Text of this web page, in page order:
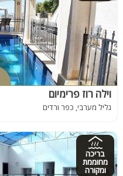
וילה רוז פרימיום
גליל מערבי, כפר ורדים
בריכה
מחוממת
ומקורה